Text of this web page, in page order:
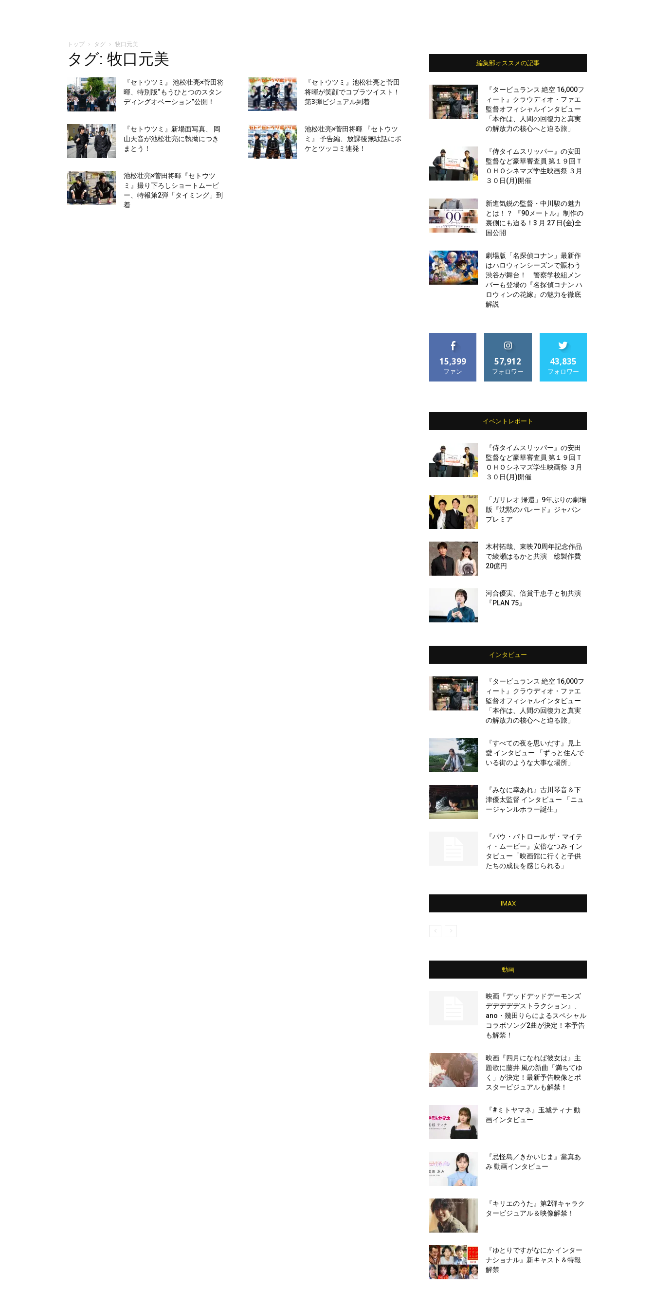
トップ タグ 牧口元美
タグ: 牧口元美
『セトウツミ』 池松壮亮×菅田将
暉、特別版“もうひとつのスタン
ディングオベーション”公開！
『セトウツミ』池松壮亮と菅田
将暉が笑顔でコブラツイスト！
第3弾ビジュアル到着
『セトウツミ』新場面写真、 岡
山天音が池松壮亮に執拗につき
まとう！
池松壮亮×菅田将暉 『セトウツ
ミ』 予告編、放課後無駄話にボ
ケとツッコミ連発！
池松壮亮×菅田将暉『セトウツ
ミ』撮り下ろしショートムービ
ー、特報第2弾「タイミング」到
着
編集部オススメの記事
『タービュランス 絶空 16,000フ
ィート』クラウディオ・ファエ
監督オフィシャルインタビュー
「本作は、人間の回復力と真実
の解放力の核心へと迫る旅」
『侍タイムスリッパー』の安田
監督など豪華審査員 第１９回Ｔ
ＯＨＯシネマズ学生映画祭 ３月
３０日(月)開催
新進気鋭の監督・中川駿の魅力
とは！？ 『90メートル』制作の
裏側にも迫る！3 月 27 日(金)全
国公開
劇場版「名探偵コナン」最新作
はハロウィンシーズンで賑わう
渋谷が舞台！ 警察学校組メン
バーも登場の『名探偵コナン ハ
ロウィンの花嫁』の魅力を徹底
解説
15,399
ファン
57,912
フォロワー
43,835
フォロワー
イベントレポート
『侍タイムスリッパー』の安田
監督など豪華審査員 第１９回Ｔ
ＯＨＯシネマズ学生映画祭 ３月
３０日(月)開催
「ガリレオ 帰還」9年ぶりの劇場
版『沈黙のパレード』ジャパン
プレミア
木村拓哉、東映70周年記念作品
で綾瀬はるかと共演 総製作費
20億円
河合優実、倍賞千恵子と初共演
『PLAN 75』
インタビュー
『タービュランス 絶空 16,000フ
ィート』クラウディオ・ファエ
監督オフィシャルインタビュー
「本作は、人間の回復力と真実
の解放力の核心へと迫る旅」
『すべての夜を思いだす』見上
愛 インタビュー 「ずっと住んで
いる街のような大事な場所」
『みなに幸あれ』古川琴音＆下
津優太監督 インタビュー 「ニュ
ージャンルホラー誕生」
『パウ・パトロール ザ・マイテ
ィ・ムービー』安倍なつみ イン
タビュー「映画館に行くと子供
たちの成長を感じられる」
IMAX
動画
映画『デッドデッドデーモンズ
デデデデデストラクション』、
ano・幾田りらによるスペシャル
コラボソング2曲が決定！本予告
も解禁！
映画『四月になれば彼女は』主
題歌に藤井 風の新曲「満ちてゆ
く」が決定！最新予告映像とポ
スタービジュアルも解禁！
『#ミトヤマネ』玉城ティナ 動
画インタビュー
『忌怪島／きかいじま』當真あ
み 動画インタビュー
『キリエのうた』第2弾キャラク
タービジュアル＆映像解禁！
『ゆとりですがなにか インター
ナショナル』新キャスト＆特報
解禁